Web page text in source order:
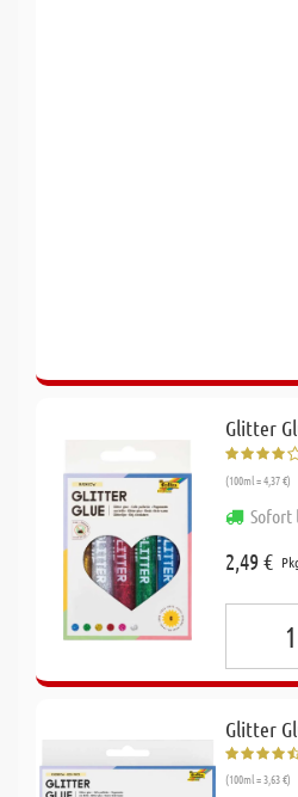
Glitter
(100ml = 4,37 €)
2,49 €
Glitter
(100ml = 3,63 €)